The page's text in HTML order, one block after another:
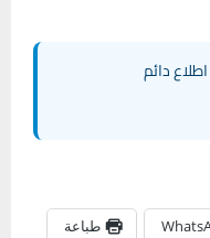
دائم
طباعة